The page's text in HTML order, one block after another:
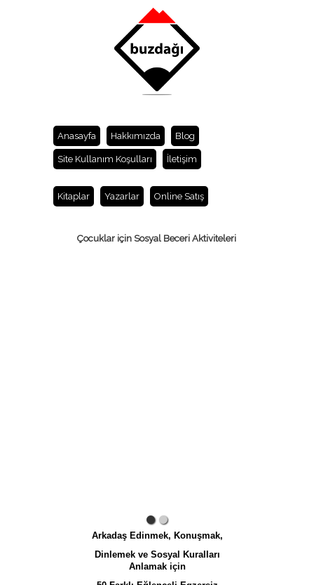
Anasayfa Hakkımızda Blog
Site Kullanım Koşulları İletişim
Kitaplar Yazarlar Online Satış
Çocuklar için Sosyal Beceri Aktiviteleri
Arkadaş Edinmek, Konuşmak,
Dinlemek ve Sosyal Kuralları
Anlamak için